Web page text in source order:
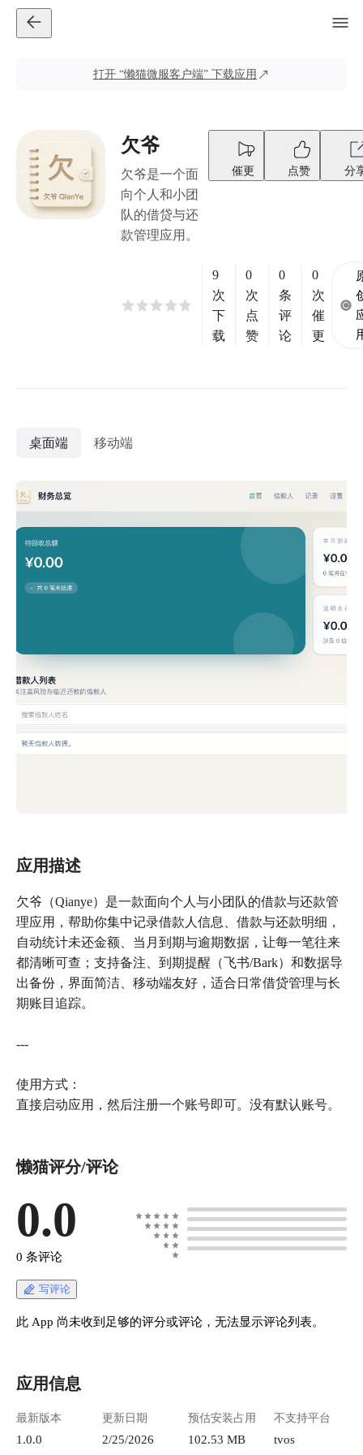
打开 “懒猫微服客户端” 下载应用
欠爷
欠爷是一个面
向个人和小团
队的借贷与还
款管理应用。
催更 点赞 分
9
次
下
载
0
次
点
赞
0
条
评
论
0
次
催
更
桌面端 移动端
应用描述
欠爷（Qianye）是一款面向个人与小团队的借款与还款管
理应用，帮助你集中记录借款人信息、借款与还款明细，
自动统计未还金额、当月到期与逾期数据，让每一笔往来
都清晰可查；支持备注、到期提醒（飞书/Bark）和数据导
出备份，界面简洁、移动端友好，适合日常借贷管理与长
期账目追踪。
---
使用方式：
直接启动应用，然后注册一个账号即可。没有默认账号。
懒猫评分/评论
0.0
0 条评论
写评论
此 App 尚未收到足够的评分或评论，无法显示评论列表。
应用信息
最新版本
1.0.0
更新日期
2/25/2026
预估安装占用
102.53 MB
不支持平台
tvos